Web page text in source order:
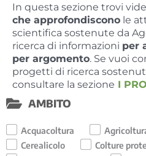
In questa sezione trovi
che approfondiscono le
scientifica sostenute da
ricerca di informazioni per
per argomento. Se vuoi
progetti di ricerca
consultare la sezione I
AMBITO
Acquacoltura
Cerealicolo
Colture